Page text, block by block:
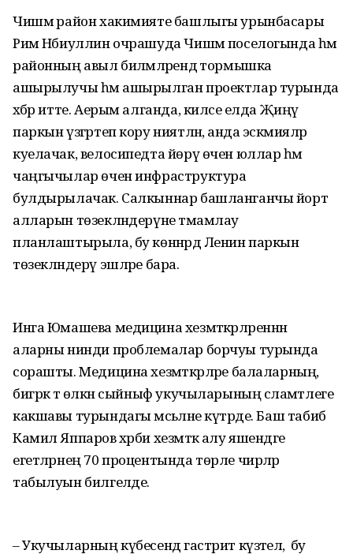
Чишмә район хакимияте башлыгы урынбасары
Рим Нәбиуллин очрашуда Чишмә поселогында һәм
районның авыл биләмәләрендә тормышка
ашырылучы һәм ашырылган проектлар турында
хәбәр итте. Аерым алганда, киләсе елда Җиңү
паркын үзгәртеп кору ниятләнә, анда эскәмияләр
куелачак, велосипедта йөрү өчен юллар һәм
чаңгычылар өчен инфраструктура
булдырылачак. Салкыннар башланганчы йорт
алларын төзекләндерүне тәмамлау
планлаштырыла, бу көннәрдә Ленин паркын
төзекләндерү эшләре бара.
Инга Юмашева медицина хезмәткәрләреннән
аларны нинди проблемалар борчуы турында
сорашты. Медицина хезмәткәрләре балаларның,
бигрәк тә өлкән сыйныф укучыларының сәламәтлеге
какшавы турындагы мәсьәләне күтәрде. Баш табиб
Камил Яппаров хәрби хезмәткә алу яшендәге
егетләрнең 70 процентында төрле чирләр
табылуын билгеләде.
– Укучыларның күбесендә гастрит күзәтелә, ә бу